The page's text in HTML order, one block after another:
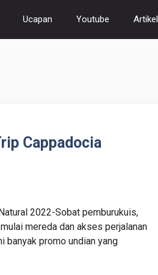
Ucapan Youtube Artikel
Cappadocia
2022-Sobat pemburukuis,
mereda dan akses perjalanan
banyak promo undian yang